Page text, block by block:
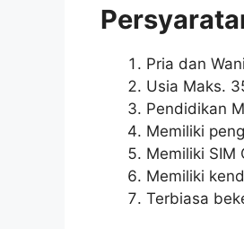
Pria dan
Usia Maks.
Pendidikan
Memiliki
Memiliki SIM
Memiliki
Terbiasa